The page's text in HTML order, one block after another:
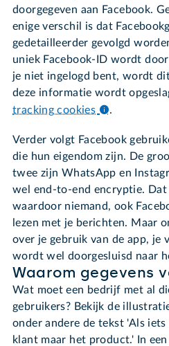
doorgegeven aan Facebook.
enige verschil is dat
gedetailleerder gevolgd
uniek Facebook-ID wordt
je niet ingelogd bent, wordt
deze informatie wordt
tracking cookies
.
Verder volgt Facebook
die hun eigendom zijn. De
twee zijn WhatsApp en
wel end-to-end encryptie. Dat
waardoor niemand, ook
lezen met je berichten. Maar
over je gebruik van de app, je
wordt wel doorgesluisd naar
Waarom gegevens
Wat moet een bedrijf met al
gebruikers? Bekijk de
onder andere de tekst 'Als
klant maar het product.' In